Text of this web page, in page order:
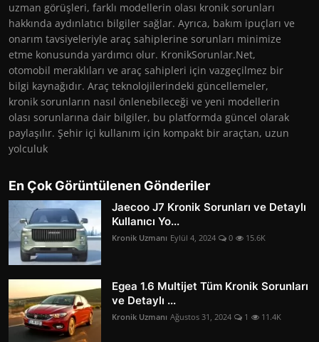
uzman görüşleri, farklı modellerin olası kronik sorunları
hakkında aydınlatıcı bilgiler sağlar. Ayrıca, bakım ipuçları ve
onarım tavsiyeleriyle araç sahiplerine sorunları minimize
etme konusunda yardımcı olur. KronikSorunlar.Net,
otomobil meraklıları ve araç sahipleri için vazgeçilmez bir
bilgi kaynağıdır. Araç teknolojilerindeki güncellemeler,
kronik sorunların nasıl önlenebileceği ve yeni modellerin
olası sorunlarına dair bilgiler, bu platformda güncel olarak
paylaşılır. Şehir içi kullanım için kompakt bir araçtan, uzun
yolculuk
En Çok Görüntülenen Gönderiler
Jaecoo J7 Kronik Sorunları ve Detaylı
Kullanıcı Yo...
Kronik Uzmanı Eylül 4, 2024 0 15.6K
Egea 1.6 Multijet Tüm Kronik Sorunları
ve Detaylı ...
Kronik Uzmanı Ağustos 31, 2024 1 11.4K